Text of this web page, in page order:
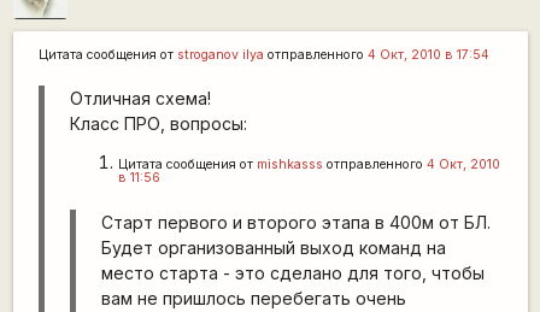
Цитата сообщения от stroganov ilya отправленного 4 Окт, 2010 в 17:54
Отличная схема!
Класс ПРО, вопросы:
Цитата сообщения от mishkasss отправленного 4 Окт, 2010
в 11:56
Старт первого и второго этапа в 400м от БЛ.
Будет организованный выход команд на
место старта - это сделано для того, чтобы
вам не пришлось перебегать очень